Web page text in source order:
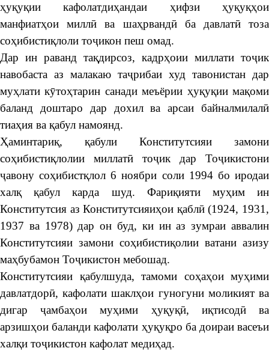
ҳуқуқии кафолатдиҳандаи ҳифзи ҳуқуқҳои
манфиатҳои миллӣ ва шаҳрвандӣ ба давлатӣ тоза
соҳибистиқлоли тоҷикон пеш омад.
Дар ин раванд тақдирсоз, кадрҳоии миллати тоҷик
навобаста аз малакаю таҷрибаи худ тавонистан дар
муҳлати кӯтоҳтарин санади меъёрии ҳуқуқии мақоми
баланд доштаро дар дохил ва арсаи байналмилалӣ
тиаҳия ва қабул намоянд.
Ҳаминтариқ, қабули Конститутсияи замони
соҳибистиқлолии миллатӣ тоҷик дар Тоҷикистони
ҷавону соҳибистқлол 6 ноябри соли 1994 бо иродаи
халқ қабул карда шуд. Фариқияти муҳим ин
Конститутсия аз Конститутсияиҳои қаблӣ (1924, 1931,
1937 ва 1978) дар он буд, ки ин аз зумраи аввалин
Конститутсияи замони соҳибистиқолии ватани азизу
маҳбубамон Тоҷикистон мебошад.
Конститутсияи қабулшуда, тамоми соҳаҳои муҳими
давлатдорӣ, кафолати шаклҳои гуногуни моликият ва
дигар ҷамбаҳои муҳими ҳуқуқӣ, иқтисодӣ ва
арзишҳои баланди кафолати ҳуқуқро ба доираи васеъи
халқи тоҷикистон кафолат медиҳад.